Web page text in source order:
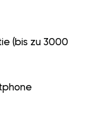
(bis zu 3000